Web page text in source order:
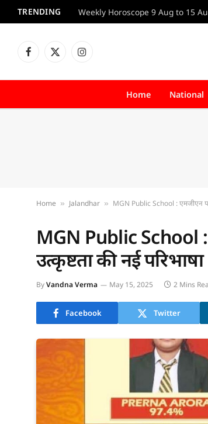
TRENDING
Facebook
X
Instagram
Home National
Home » Jalandhar » MGN Public School : एमजीएन
MGN Public School
उत्कृष्टता की नई परिभाषा
ByVandna Verma May 15, 2025 2 Mins
Facebook Twitter